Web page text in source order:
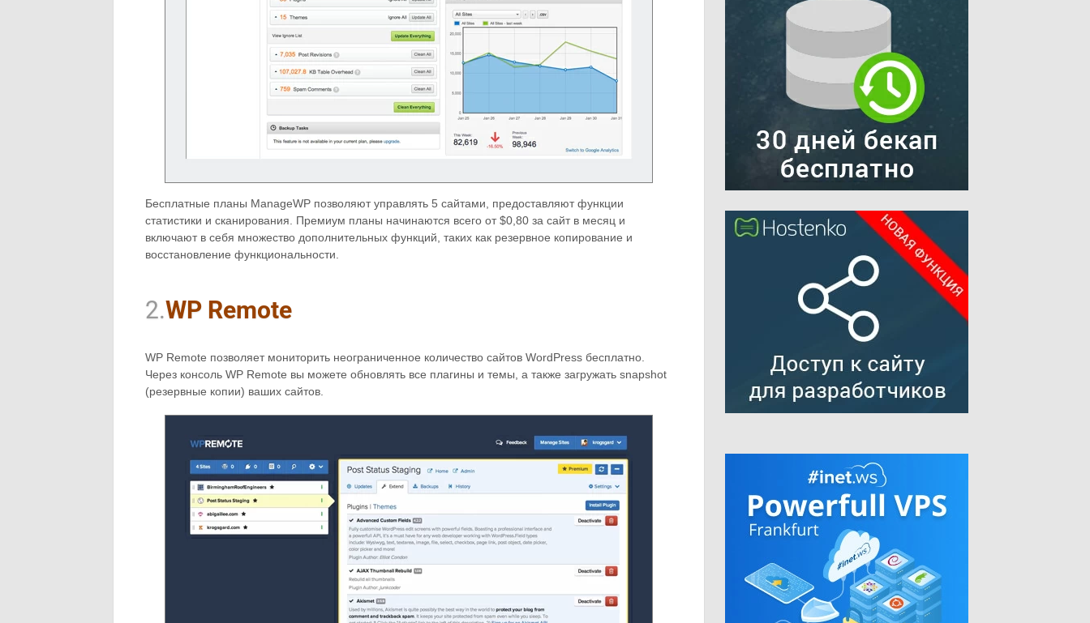
Бесплатные планы ManageWP позволяют управлять 5 сайтами, предоставляют функции
статистики и сканирования. Премиум планы начинаются всего от $0,80 за сайт в месяц и
включают в себя множество дополнительных функций, таких как резервное копирование и
восстановление функциональности.
2.WP Remote
WP Remote позволяет мониторить неограниченное количество сайтов WordPress бесплатно.
Через консоль WP Remote вы можете обновлять все плагины и темы, а также загружать snapshot
(резервные копии) ваших сайтов.